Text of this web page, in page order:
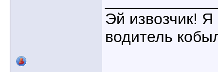
Эй извозчик! Я
водитель